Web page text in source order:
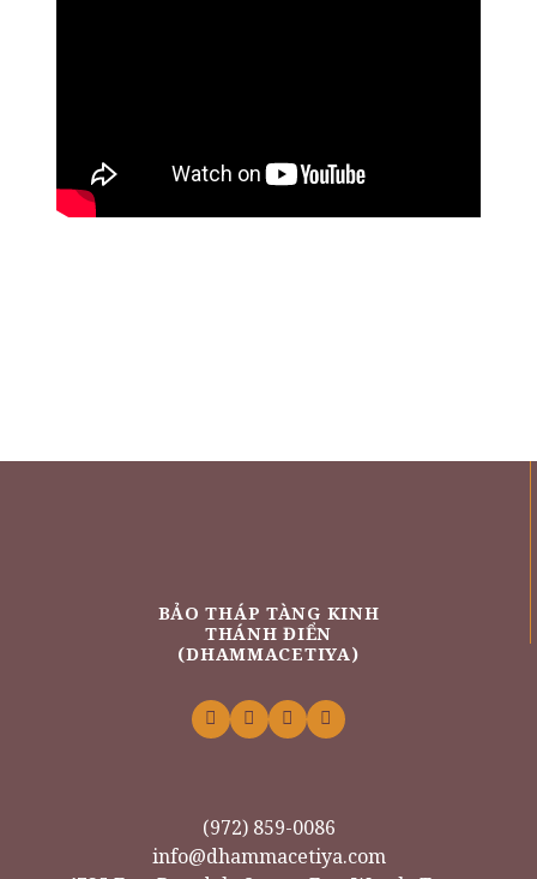
BẢO THÁP TÀNG KINH
THÁNH ĐIỂN
(DHAMMACETIYA)
(972) 859-0086
info@dhammacetiya.com